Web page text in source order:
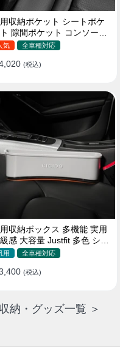
収納ポケット シートポケ
隙間ポケット コンソール
クス カー用品
気 全車種対応
(税込)
収納ボックス 多機能 実用
感 大容量 Justfit 多色 シー
ケット ギャップ 隙間収納
用 全車種対応
(税込)
納・グッズ一覧 ＞